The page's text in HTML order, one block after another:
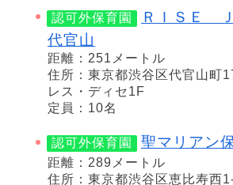
認可外保育園
ＲＩＳＥ
代官山
距離：251メートル
住所：東京都渋谷区代官山町
レス・ディセ1F
定員：10名
認可外保育園 聖マリアン
距離：289メートル
住所：東京都渋谷区恵比寿西